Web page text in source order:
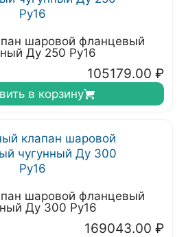
шаровой фланцевый
Ду 250 Ру16
105179.00 ₽
в корзину
шаровой фланцевый
Ду 300 Ру16
169043.00 ₽